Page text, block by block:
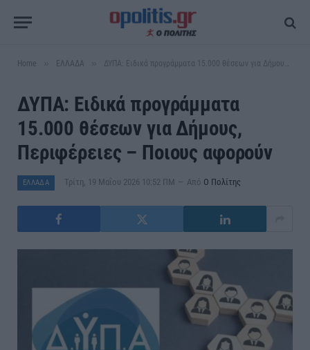
Home ΕΛΛΑΔΑ ΔΥΠΑ: Ειδικά προγράμματα 15.000 θέσεων για Δήμους, Περιφέρειες – Ποιους αφορούν
ΔΥΠΑ: Ειδικά προγράμματα
15.000 θέσεων για Δήμους,
Περιφέρειες – Ποιους αφορούν
ΕΛΛΑΔΑ Τρίτη, 19 Μαΐου 2026 10:52 ΠΜ Από Ο Πολίτης